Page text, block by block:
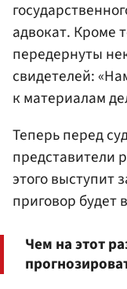
адвокат. Кроме
передернуты
свидетелей:
к материалам
Теперь перед
представители
этого выступит
приговор будет
Чем на этот